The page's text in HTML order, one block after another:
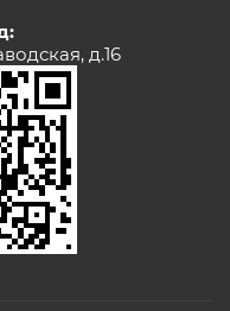
д.16